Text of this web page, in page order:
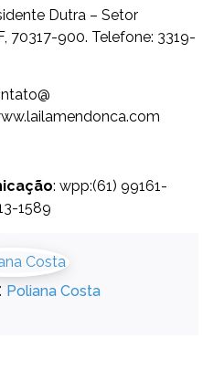
Dutra – Setor
70317-900. Telefone: 3319-
lailamendonca.com
: wpp:(61) 99161-
1589
Poliana Costa